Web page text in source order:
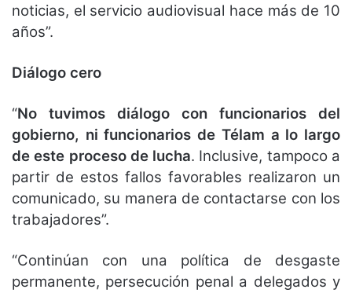
noticias, el servicio audiovisual hace más de 10
años”.
Diálogo cero
“No tuvimos diálogo con funcionarios del
gobierno, ni funcionarios de Télam a lo largo
de este proceso de lucha. Inclusive, tampoco a
partir de estos fallos favorables realizaron un
comunicado, su manera de contactarse con los
trabajadores”.
“Continúan con una política de desgaste
permanente, persecución penal a delegados y